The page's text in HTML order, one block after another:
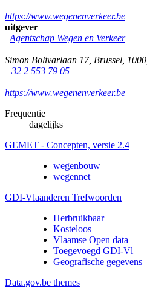
https://www.wegenenverkeer.be
uitgever
Agentschap Wegen en Verkeer
Simon Bolivarlaan 17, Brussel 1000
+32 2 553 79 05
https://www.wegenenverkeer.be
Frequentie
dagelijks
GEMET - Concepten, versie 2.4
wegenbouw
wegennet
GDI-Vlaanderen Trefwoorden
Herbruikbaar
Kosteloos
Vlaamse Open data
Toegevoegd GDI-Vl
Geografische gegevens
Data.gov.be themes